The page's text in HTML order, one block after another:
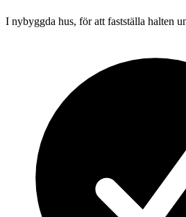
I nybyggda hus, för att fastställa halten